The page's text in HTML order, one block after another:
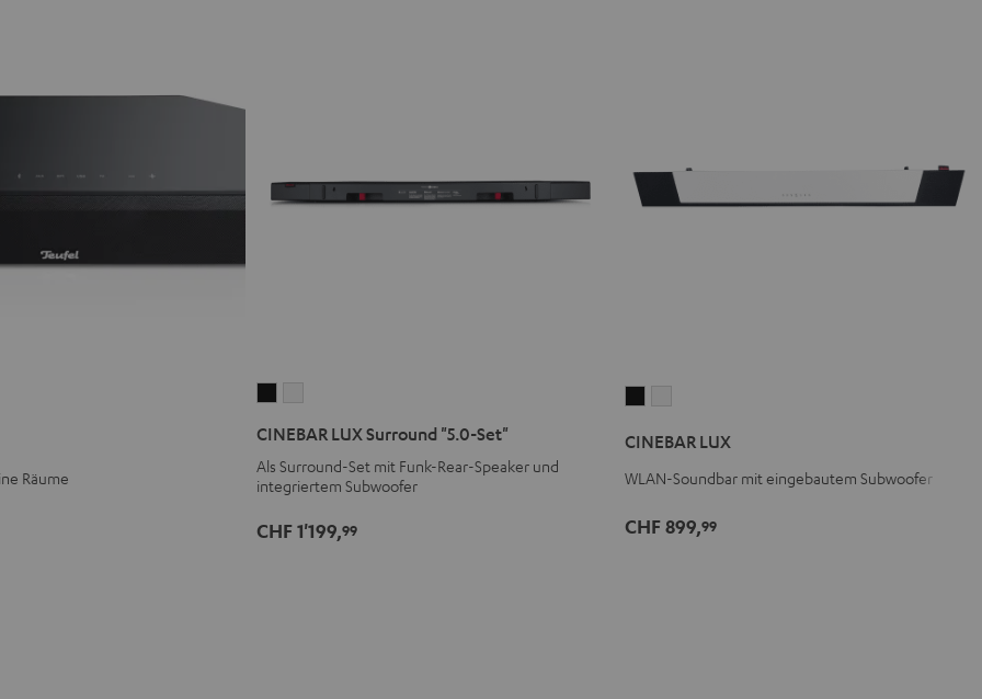
Räume
Surround
"5.0-
Set"
Schwarz
Surround
"5.0-
Weiß
CINEBAR LUX Surround "5.0-Set"
Als Surround-Set mit Funk-Rear-Speaker und
integriertem Subwoofer
CHF 1'199,99
Schwarz
Weiß
CINEBAR LUX
WLAN-Soundbar mit eingebautem Subwoofer
CHF 899,99